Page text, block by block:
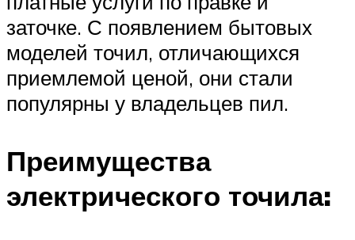
заточке. С появлением бытовых
моделей точил, отличающихся
приемлемой ценой, они стали
популярны у владельцев пил.
Преимущества
электрического точила: